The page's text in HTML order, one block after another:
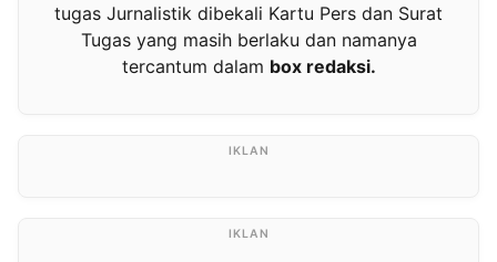
tugas Jurnalistik dibekali Kartu Pers dan Surat
Tugas yang masih berlaku dan namanya
tercantum dalam box redaksi.